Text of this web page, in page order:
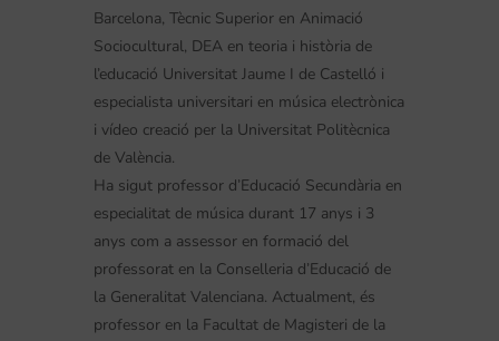
Barcelona, Tècnic Superior en Animació
Sociocultural, DEA en teoria i història de
l’educació Universitat Jaume I de Castelló i
especialista universitari en música electrònica
i vídeo creació per la Universitat Politècnica
de València.
Ha sigut professor d’Educació Secundària en
especialitat de música durant 17 anys i 3
anys com a assessor en formació del
professorat en la Conselleria d’Educació de
la Generalitat Valenciana. Actualment, és
professor en la Facultat de Magisteri de la